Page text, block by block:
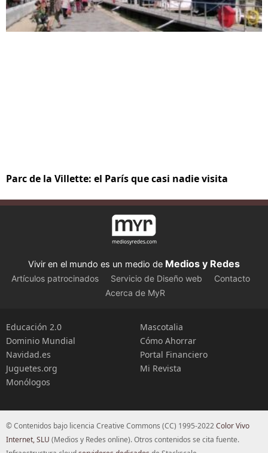
Parc de la Villette: el París que casi nadie visita
Vivir en el mundo es un medio de Medios y Redes
Artículos patrocinados Servicio de Diseño web
Contacto
Acerca de MyR
Educación 2.0
Dominio Mundial
Navidad.es
Juguetes.org
Monólogos
Mascotalia
Cómo Ahorrar
Portal Financiero
Mi Revista
© Contenidos bajo licencia Creative Commons (CC) 1995-2022Color Vivo
Internet, SLU (Medios y Redes online). Otros contenidos se cita fuente.